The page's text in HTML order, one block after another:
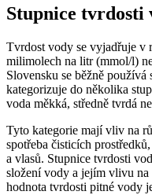
Stupnice tvrdosti
Tvrdost vody se vyjadřuje v
milimolech na litr (mmol/l)
Slovensku se běžně
kategorizuje do několika
voda měkká, středně tvrdá
Tyto kategorie mají vliv na
spotřeba čisticích
a vlasů. Stupnice tvrdosti
složení vody a jejím vlivu na
hodnota tvrdosti pitné vody